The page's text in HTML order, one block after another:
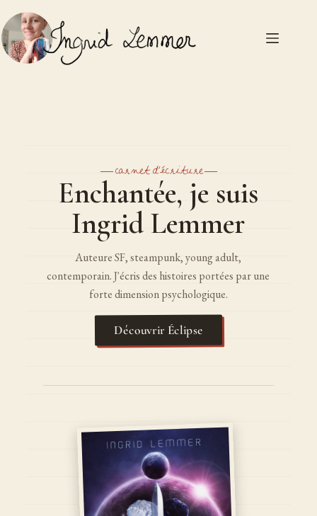
— carnet d'écriture —
Enchantée, je suis
Ingrid Lemmer
Auteure SF, steampunk, young adult,
contemporain. J'écris des histoires portées par une
forte dimension psychologique.
Découvrir Éclipse